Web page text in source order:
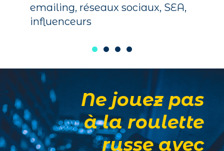
emailing, réseaux sociaux, SEA,
influenceurs
Ne jouez pas
à la roulette
russe avec